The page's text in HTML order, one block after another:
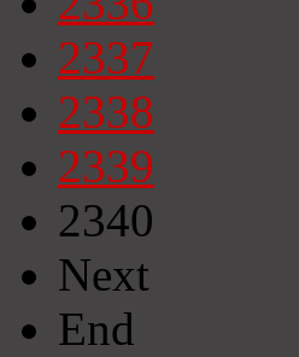
2337
2338
2339
2340
Next
End